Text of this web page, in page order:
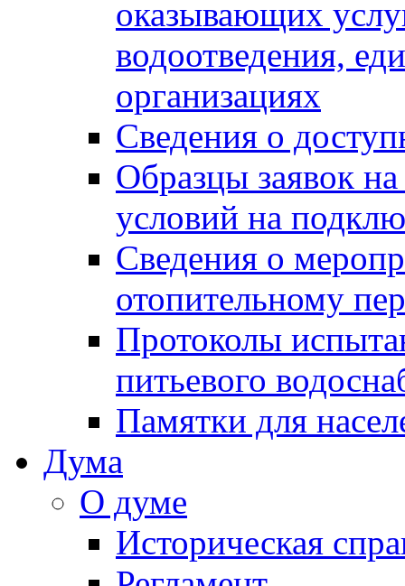
оказывающих
водоотведения,
организациях
Сведения о
Образцы заявок
условий на
Сведения о
отопительному
Протоколы
питьевого
Памятки для
Дума
О думе
Историческая